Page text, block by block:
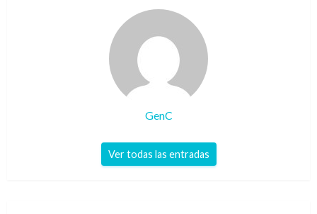
GenC
Ver todas las entradas